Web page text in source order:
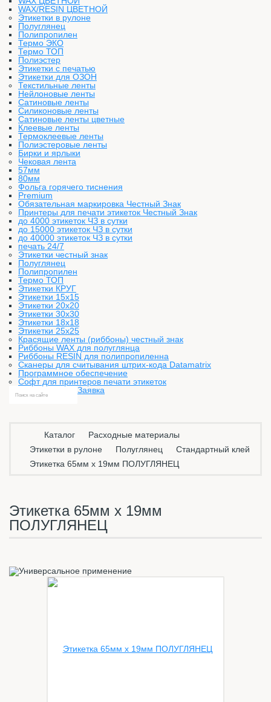
WAX/RESIN ЦВЕТНОЙ
Этикетки в рулоне
Полуглянец
Полипропилен
Термо ЭКО
Термо ТОП
Полиэстер
Этикетки с печатью
Этикетки для ОЗОН
Текстильные ленты
Нейлоновые ленты
Сатиновые ленты
Силиконовые ленты
Сатиновые ленты цветные
Клеевые ленты
Термоклеевые ленты
Полиэстеровые ленты
Бирки и ярлыки
Чековая лента
57мм
80мм
Фольга горячего тиснения
Premium
Обязательная маркировка Честный Знак
Принтеры для печати этикеток Честный Знак
до 4000 этикеток ЧЗ в сутки
до 15000 этикеток ЧЗ в сутки
до 40000 этикеток ЧЗ в сутки
печать 24/7
Этикетки честный знак
Полуглянец
Полипропилен
Термо ТОП
Этикетки КРУГ
Этикетки 15х15
Этикетки 20х20
Этикетки 30х30
Этикетки 18х18
Этикетки 25х25
Красящие ленты (риббоны) честный знак
Риббоны WAX для полуглянца
Риббоны RESIN для полипропиленна
Сканеры для считывания штрих-кода Datamatrix
Программное обеспечение
Софт для принтеров печати этикеток
Заявка
Каталог
Расходные материалы
Этикетки в рулоне
Полуглянец
Стандартный клей
Этикетка 65мм х 19мм ПОЛУГЛЯНЕЦ
Этикетка 65мм х 19мм
ПОЛУГЛЯНЕЦ